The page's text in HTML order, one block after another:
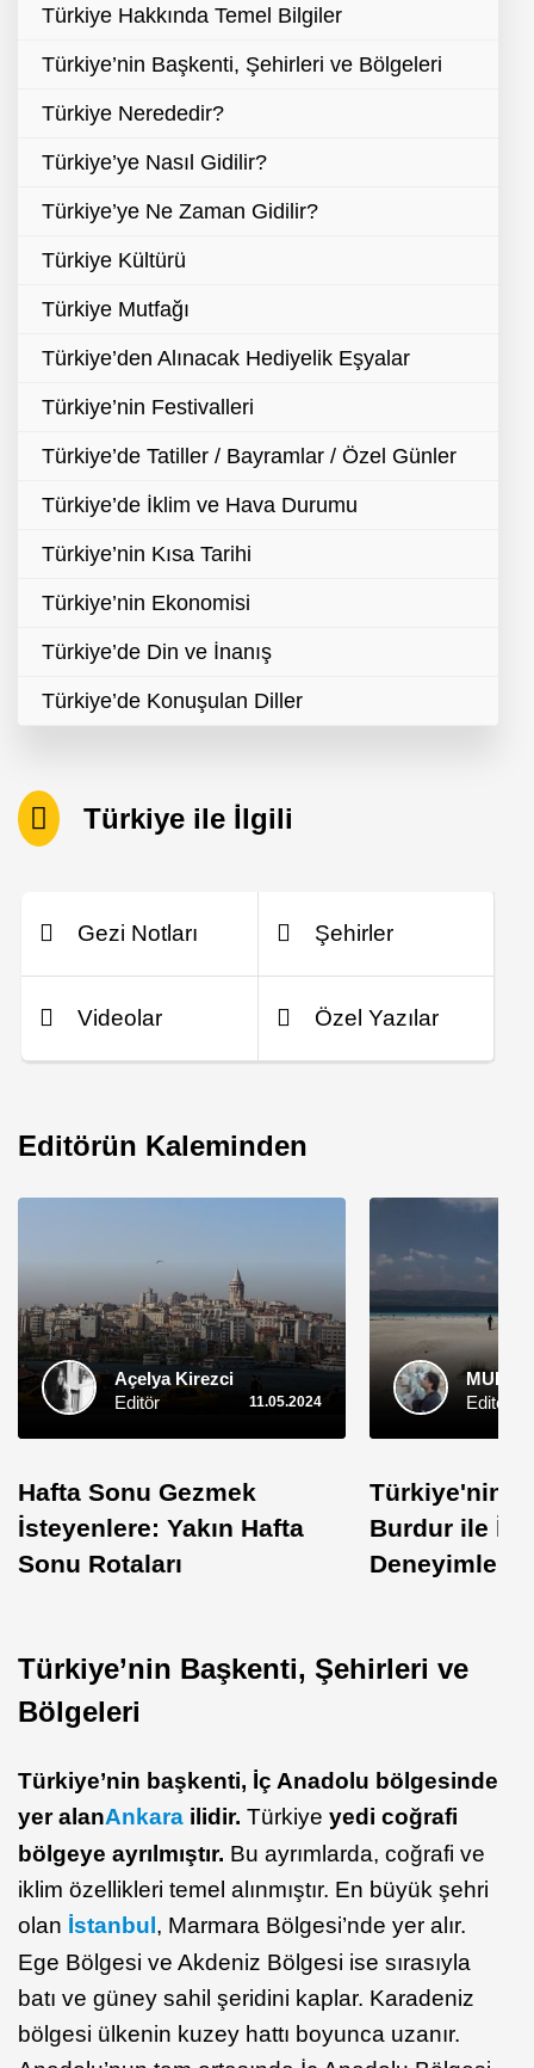
Türkiye Hakkında Temel Bilgiler
Türkiye’nin Başkenti, Şehirleri ve Bölgeleri
Türkiye Nerededir?
Türkiye’ye Nasıl Gidilir?
Türkiye’ye Ne Zaman Gidilir?
Türkiye Kültürü
Türkiye Mutfağı
Türkiye’den Alınacak Hediyelik Eşyalar
Türkiye’nin Festivalleri
Türkiye’de Tatiller / Bayramlar / Özel Günler
Türkiye’de İklim ve Hava Durumu
Türkiye’nin Kısa Tarihi
Türkiye’nin Ekonomisi
Türkiye’de Din ve İnanış
Türkiye’de Konuşulan Diller
Türkiye ile İlgili
Gezi Notları Şehirler
Videolar Özel Yazılar
Editörün Kaleminden
Açelya Kirezci
Editör
11.05.2024
Hafta Sonu Gezmek
İsteyenlere: Yakın Hafta
Sonu Rotaları
Editör
Türkiye'nin
Burdur ile
Türkiye’nin Başkenti, Şehirleri ve
Bölgeleri
Türkiye’nin başkenti, İç Anadolu bölgesinde
yer alanAnkara ilidir. Türkiye yedi coğrafi
bölgeye ayrılmıştır. Bu ayrımlarda, coğrafi ve
iklim özellikleri temel alınmıştır. En büyük şehri
olan İstanbul, Marmara Bölgesi’nde yer alır.
Ege Bölgesi ve Akdeniz Bölgesi ise sırasıyla
batı ve güney sahil şeridini kaplar. Karadeniz
bölgesi ülkenin kuzey hattı boyunca uzanır.